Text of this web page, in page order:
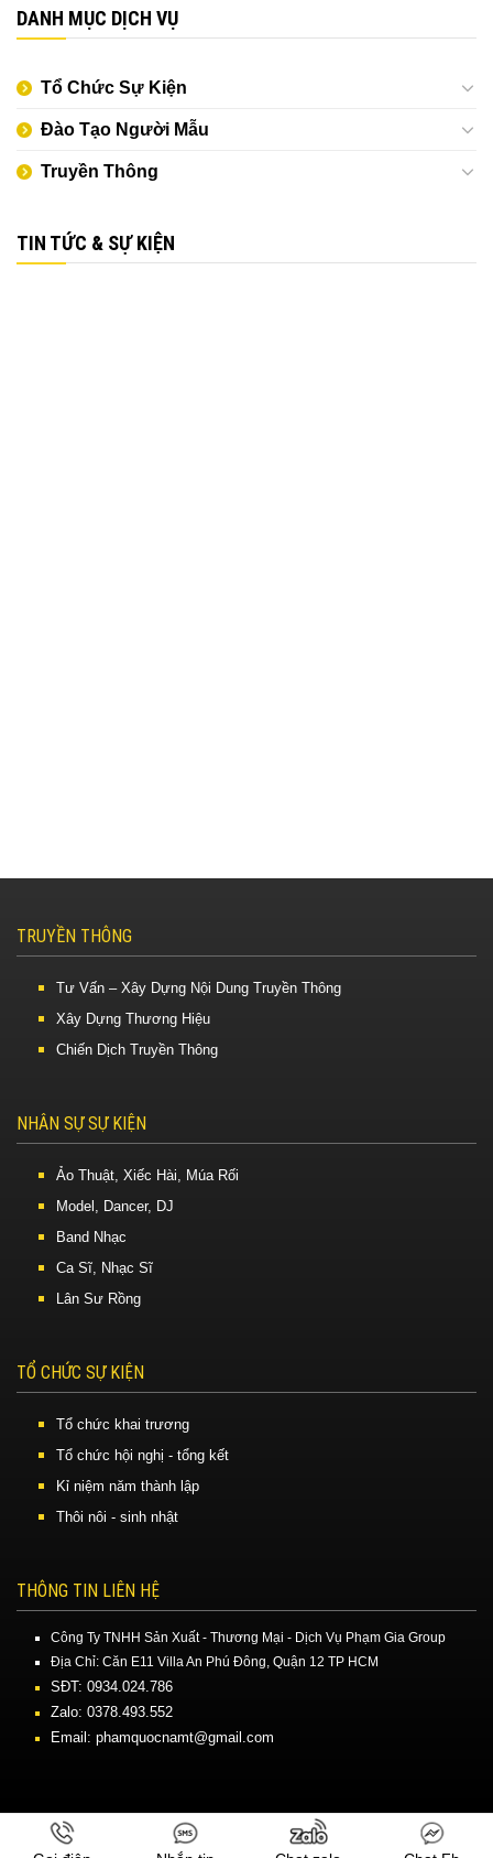
DANH MỤC DỊCH VỤ
Tổ Chức Sự Kiện
Đào Tạo Người Mẫu
Truyền Thông
TIN TỨC & SỰ KIỆN
TRUYỀN THÔNG
Tư Vấn – Xây Dựng Nội Dung Truyền Thông
Xây Dựng Thương Hiệu
Chiến Dịch Truyền Thông
NHÂN SỰ SỰ KIỆN
Ảo Thuật, Xiếc Hài, Múa Rối
Model, Dancer, DJ
Band Nhạc
Ca Sĩ, Nhạc Sĩ
Lân Sư Rồng
TỔ CHỨC SỰ KIỆN
Tổ chức khai trương
Tổ chức hội nghị - tổng kết
Kỉ niệm năm thành lập
Thôi nôi - sinh nhật
THÔNG TIN LIÊN HỆ
Công Ty TNHH Sản Xuất - Thương Mại - Dịch Vụ Phạm Gia Group
Địa Chỉ: Căn E11 Villa An Phú Đông, Quận 12 TP HCM
SĐT: 0934.024.786
Zalo: 0378.493.552
Email: phamquocnamt@gmail.com
Công Ty TNHH Truyền Thông Sự Kiện Phạm Gia Media